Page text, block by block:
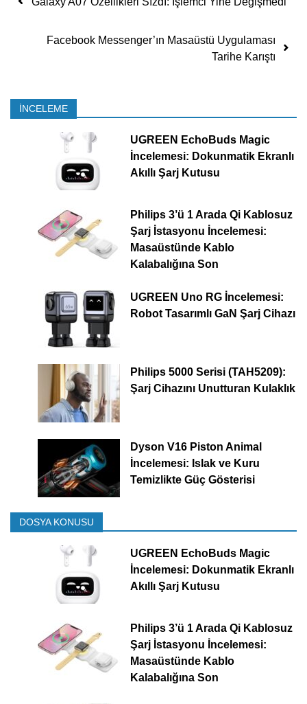
Facebook Messenger’ın Masaüstü Uygulaması
Tarihe Karıştı
İNCELEME
UGREEN EchoBuds Magic
İncelemesi: Dokunmatik Ekranlı
Akıllı Şarj Kutusu
Philips 3’ü 1 Arada Qi Kablosuz
Şarj İstasyonu İncelemesi:
Masaüstünde Kablo
Kalabalığına Son
UGREEN Uno RG İncelemesi:
Robot Tasarımlı GaN Şarj Cihazı
Philips 5000 Serisi (TAH5209):
Şarj Cihazını Unutturan Kulaklık
Dyson V16 Piston Animal
İncelemesi: Islak ve Kuru
Temizlikte Güç Gösterisi
DOSYA KONUSU
UGREEN EchoBuds Magic
İncelemesi: Dokunmatik Ekranlı
Akıllı Şarj Kutusu
Philips 3’ü 1 Arada Qi Kablosuz
Şarj İstasyonu İncelemesi:
Masaüstünde Kablo
Kalabalığına Son